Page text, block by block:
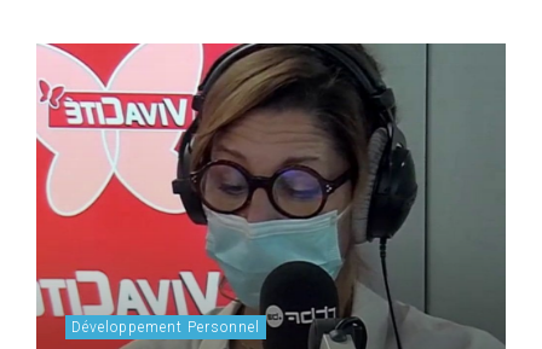
Développement Personnel